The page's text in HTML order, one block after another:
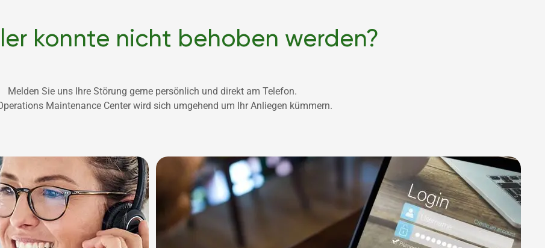
konnte nicht behoben werden?
Melden Sie uns Ihre Störung gerne persönlich und direkt am Telefon.
Maintenance Center wird sich umgehend um Ihr Anliegen kümmern.